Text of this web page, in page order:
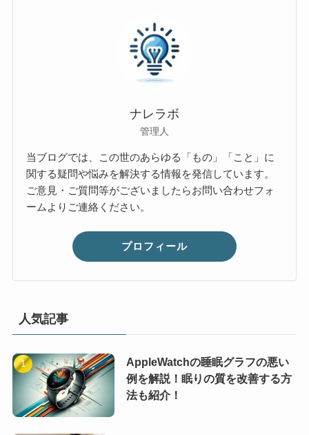
ナレラボ
管理人
当ブログでは、この世のあらゆる「もの」「こと」に
関する疑問や悩みを解決する情報を発信しています。
ご意見・ご質問等がございましたらお問い合わせフォ
ームよりご連絡ください。
プロフィール
人気記事
AppleWatchの睡眠グラフの悪い
例を解説！眠りの質を改善する方
法も紹介！